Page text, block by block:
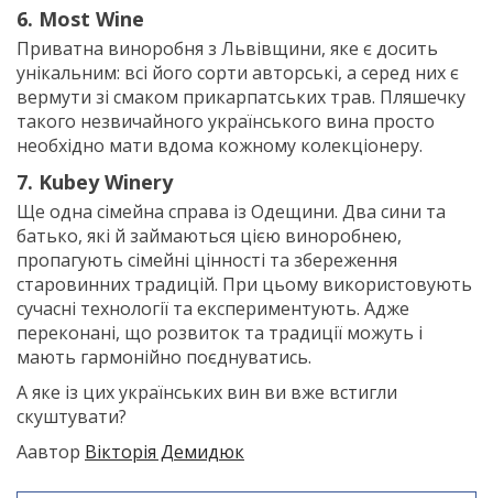
6. Most Wine
Приватна виноробня з Львівщини, яке є досить
унікальним: всі його сорти авторські, а серед них є
вермути зі смаком прикарпатських трав. Пляшечку
такого незвичайного українського вина просто
необхідно мати вдома кожному колекціонеру.
7. Kubey Winery
Ще одна сімейна справа із Одещини. Два сини та
батько, які й займаються цією виноробнею,
пропагують сімейні цінності та збереження
старовинних традицій. При цьому використовують
сучасні технології та експериментують. Адже
переконані, що розвиток та традиції можуть і
мають гармонійно поєднуватись.
А яке із цих українських вин ви вже встигли
скуштувати?
Аавтор Вікторія Демидюк